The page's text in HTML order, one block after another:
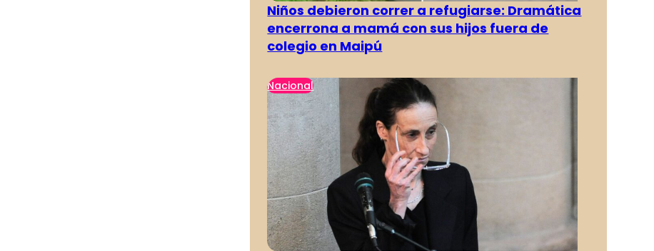
Niños debieron correr a refugiarse: Dramática
encerrona a mamá con sus hijos fuera de
colegio en Maipú
Nacional